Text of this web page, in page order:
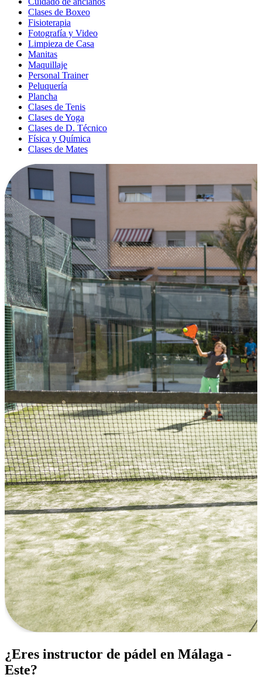
Clases de Boxeo
Fisioterapia
Fotografía y Video
Limpieza de Casa
Manitas
Maquillaje
Personal Trainer
Peluquería
Plancha
Clases de Tenis
Clases de Yoga
Clases de D. Técnico
Física y Química
Clases de Mates
¿Eres instructor de pádel en Málaga -
Este?